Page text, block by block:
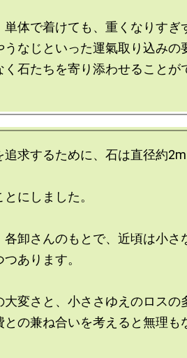
単体で着けても、重くなりすぎ
うなじといった運氣取り込みの
く石たちを寄り添わせることが
追求するために、石は直径約
にしました。
各卸さんのもとで、近頃は小さ
あります。
大変さと、小ささゆえのロスの
との兼ね合いを考えると無理も